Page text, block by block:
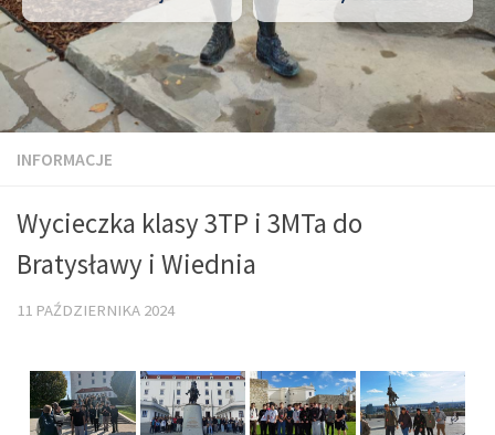
INFORMACJE
Wycieczka klasy 3TP i 3MTa do
Bratysławy i Wiednia
11 PAŹDZIERNIKA 2024